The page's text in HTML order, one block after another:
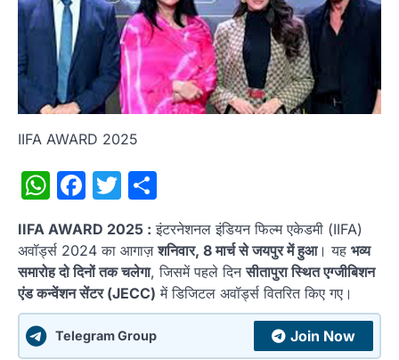
IIFA AWARD 2025
WhatsApp
Facebook
Twitter
IIFA AWARD 2025 : इंटरनेशनल इंडियन फिल्म एकेडमी (IIFA)
अवॉर्ड्स 2024 का आगाज़शनिवार, 8 मार्च से जयपुर में हुआ। यह भव्य
समारोह दो दिनों तक चलेगा, जिसमें पहले दिनसीतापुरा स्थित एग्जीबिशन
एंड कन्वेंशन सेंटर (JECC) में डिजिटल अवॉर्ड्स वितरित किए गए।
Telegram Group Join Now